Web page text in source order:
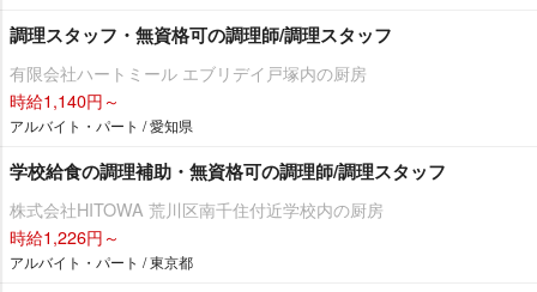
調理スタッフ・無資格可の調理師/調理スタッフ
有限会社ハートミール エブリデイ戸塚内の厨房
時給1,140円～
アルバイト・パート / 愛知県
学校給食の調理補助・無資格可の調理師/調理スタッフ
株式会社HITOWA 荒川区南千住付近学校内の厨房
時給1,226円～
アルバイト・パート / 東京都